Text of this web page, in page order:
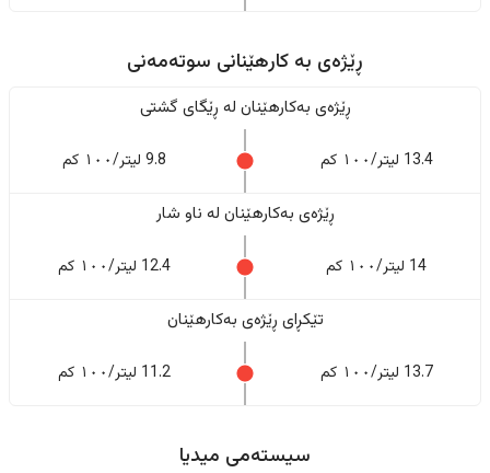
ڕێژەى به کارهێنانی سوتەمەنی
ڕێژەى بەکارهێنان له ڕێگای گشتی
13.4 لیتر/١٠٠ کم 9.8 لیتر/١٠٠ کم
ڕێژەى بەکارهێنان له ناو شار
14 لیتر/١٠٠ کم 12.4 لیتر/١٠٠ کم
تێکڕای ڕێژەى بەکارهێنان
13.7 لیتر/١٠٠ کم 11.2 لیتر/١٠٠ کم
سیستەمی میدیا